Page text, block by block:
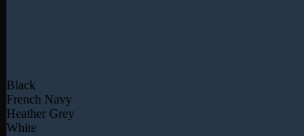
Black
French Navy
Heather Grey
White